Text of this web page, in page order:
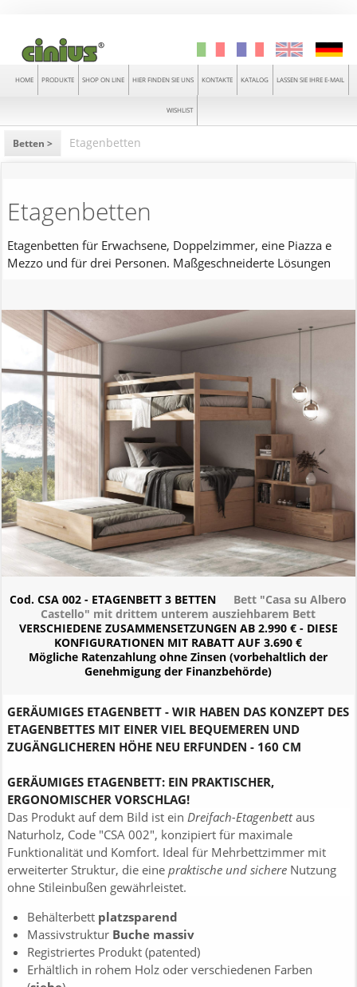
HOME PRODUKTE SHOP ON LINE HIER FINDEN SIE UNS KONTAKTE KATALOG LASSEN SIE IHRE E-MAIL
WISHLIST
Betten > Etagenbetten
Etagenbetten
Etagenbetten für Erwachsene, Doppelzimmer, eine Piazza e
Mezzo und für drei Personen. Maßgeschneiderte Lösungen
Cod. CSA 002 - ETAGENBETT 3 BETTEN
Bett "Casa su Albero
Castello" mit drittem unterem ausziehbarem Bett
VERSCHIEDENE ZUSAMMENSETZUNGEN AB 2.990 € - DIESE
KONFIGURATIONEN MIT RABATT AUF 3.690 €
Mögliche Ratenzahlung ohne Zinsen (vorbehaltlich der
Genehmigung der Finanzbehörde)
GERÄUMIGES ETAGENBETT - WIR HABEN DAS KONZEPT DES
ETAGENBETTES MIT EINER VIEL BEQUEMEREN UND
ZUGÄNGLICHEREN HÖHE NEU ERFUNDEN - 160 CM
GERÄUMIGES ETAGENBETT: EIN PRAKTISCHER,
ERGONOMISCHER VORSCHLAG!
Das Produkt auf dem Bild ist ein Dreifach-Etagenbettaus
Naturholz, Code "CSA 002", konzipiert für maximale
Funktionalität und Komfort. Ideal für Mehrbettzimmer mit
erweiterter Struktur, die eine praktische und sichereNutzung
ohne Stileinbußen gewährleistet.
Behälterbett platzsparend
Massivstruktur Buche massiv
Registriertes Produkt (patented)
Erhältlich in rohem Holz oder verschiedenen Farben